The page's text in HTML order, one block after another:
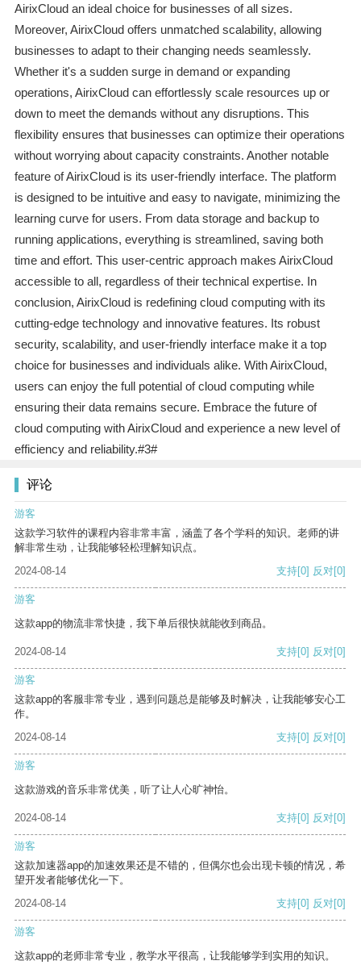
AirixCloud an ideal choice for businesses of all sizes.
Moreover, AirixCloud offers unmatched scalability, allowing
businesses to adapt to their changing needs seamlessly.
Whether it's a sudden surge in demand or expanding
operations, AirixCloud can effortlessly scale resources up or
down to meet the demands without any disruptions. This
flexibility ensures that businesses can optimize their operations
without worrying about capacity constraints. Another notable
feature of AirixCloud is its user-friendly interface. The platform
is designed to be intuitive and easy to navigate, minimizing the
learning curve for users. From data storage and backup to
running applications, everything is streamlined, saving both
time and effort. This user-centric approach makes AirixCloud
accessible to all, regardless of their technical expertise. In
conclusion, AirixCloud is redefining cloud computing with its
cutting-edge technology and innovative features. Its robust
security, scalability, and user-friendly interface make it a top
choice for businesses and individuals alike. With AirixCloud,
users can enjoy the full potential of cloud computing while
ensuring their data remains secure. Embrace the future of
cloud computing with AirixCloud and experience a new level of
efficiency and reliability.#3#
评论
游客
这款学习软件的课程内容非常丰富，涵盖了各个学科的知识。老师的讲
解非常生动，让我能够轻松理解知识点。
2024-08-14
支持[0] 反对[0]
游客
这款app的物流非常快捷，我下单后很快就能收到商品。
2024-08-14 支持[0] 反对[0]
游客
这款app的客服非常专业，遇到问题总是能够及时解决，让我能够安心工
作。
2024-08-14
支持[0] 反对[0]
游客
这款游戏的音乐非常优美，听了让人心旷神怡。
2024-08-14 支持[0] 反对[0]
游客
这款加速器app的加速效果还是不错的，但偶尔也会出现卡顿的情况，希
望开发者能够优化一下。
2024-08-14
支持[0] 反对[0]
游客
这款app的老师非常专业，教学水平很高，让我能够学到实用的知识。